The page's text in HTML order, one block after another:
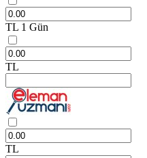
TL 1 Gün
TL
TL